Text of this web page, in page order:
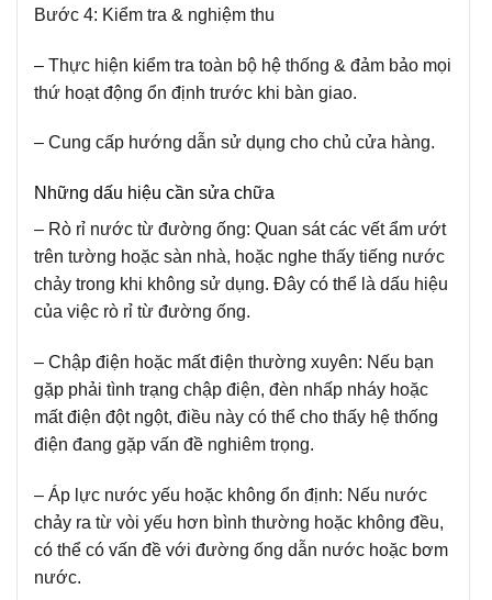
Bước 4: Kiểm tra & nghiệm thu
– Thực hiện kiểm tra toàn bộ hệ thống & đảm bảo mọi
thứ hoạt động ổn định trước khi bàn giao.
– Cung cấp hướng dẫn sử dụng cho chủ cửa hàng.
Những dấu hiệu cần sửa chữa
– Rò rỉ nước từ đường ống: Quan sát các vết ẩm ướt
trên tường hoặc sàn nhà, hoặc nghe thấy tiếng nước
chảy trong khi không sử dụng. Đây có thể là dấu hiệu
của việc rò rỉ từ đường ống.
– Chập điện hoặc mất điện thường xuyên: Nếu bạn
gặp phải tình trạng chập điện, đèn nhấp nháy hoặc
mất điện đột ngột, điều này có thể cho thấy hệ thống
điện đang gặp vấn đề nghiêm trọng.
– Áp lực nước yếu hoặc không ổn định: Nếu nước
chảy ra từ vòi yếu hơn bình thường hoặc không đều,
có thể có vấn đề với đường ống dẫn nước hoặc bơm
nước.